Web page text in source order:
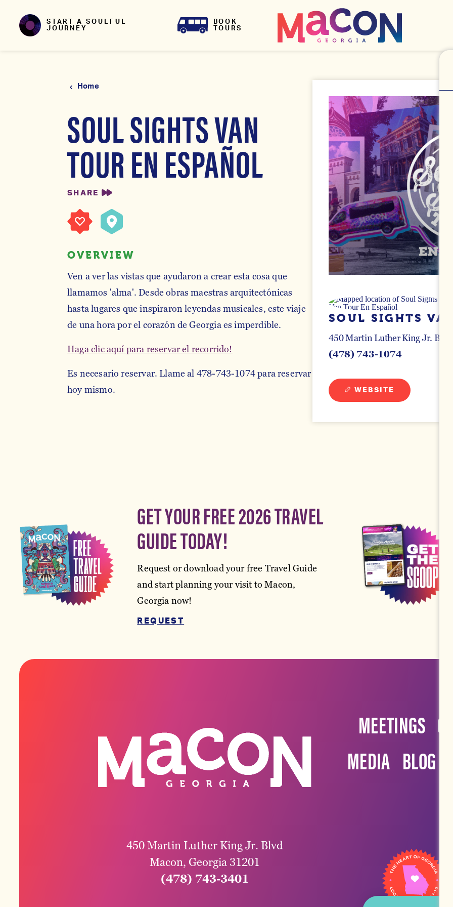
Skip to contentSTART A SOULFUL
JOURNEY
BOOK
TOURS
Home
SOUL SIGHTS VAN
TOUR EN ESPAÑOL
SHARE
OVERVIEW
Ven a ver las vistas que ayudaron a crear esta cosa que
llamamos 'alma'. Desde obras maestras arquitectónicas
hasta lugares que inspiraron leyendas musicales, este viaje
de una hora por el corazón de Georgia es imperdible.
Haga clic aquí para reservar el recorrido!
Es necesario reservar. Llame al 478-743-1074 para reservar
hoy mismo.
SOUL SIGHTS
450 Martin Luther King Jr. Blvd.
(478) 743-1074
WEBSITE
GET YOUR FREE 2026 TRAVEL
GUIDE TODAY!
Request or download your free Travel Guide
and start planning your visit to Macon,
Georgia now!
REQUEST
450 Martin Luther King Jr. Blvd
Macon, Georgia 31201
(478) 743-3401
MEETINGS
MEDIA BLOG